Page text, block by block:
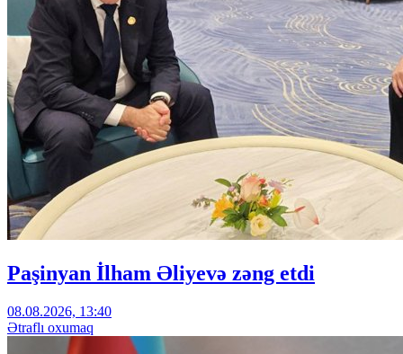
Paşinyan İlham Əliyevə zəng etdi
08.08.2026, 13:40
Ətraflı oxumaq